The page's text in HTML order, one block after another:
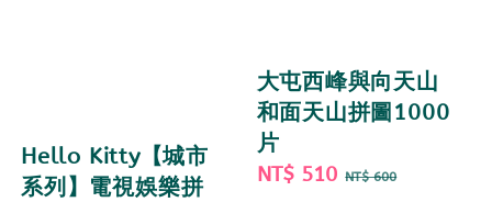
Hello Kitty【城市
系列】電視娛樂拼
大屯西峰與向天山
和面天山拼圖1000
片
Sale
NT$ 510 Regular
NT$ 600